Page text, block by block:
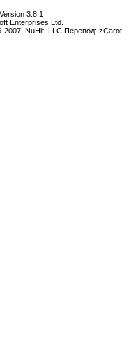
3.8.1
Enterprises Ltd.
2007, NuHit, LLC Перевод: zCarot